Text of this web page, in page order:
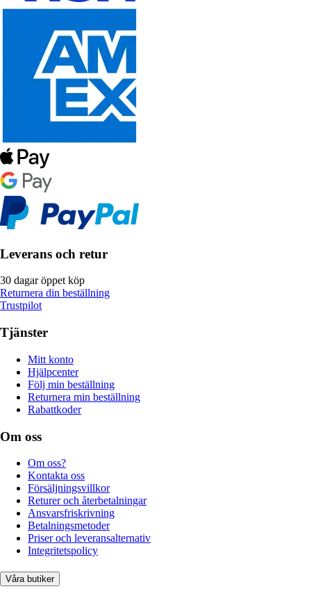
Leverans och retur
30 dagar öppet köp
Returnera din beställning
Trustpilot
Tjänster
Mitt konto
Hjälpcenter
Följ min beställning
Returnera min beställning
Rabattkoder
Om oss
Om oss?
Kontakta oss
Försäljningsvillkor
Returer och återbetalningar
Ansvarsfriskrivning
Betalningsmetoder
Priser och leveransalternativ
Integritetspolicy
Våra butiker